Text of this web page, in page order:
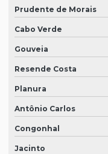
Prudente de Morais
Cabo Verde
Gouveia
Resende Costa
Planura
Antônio Carlos
Congonhal
Jacinto